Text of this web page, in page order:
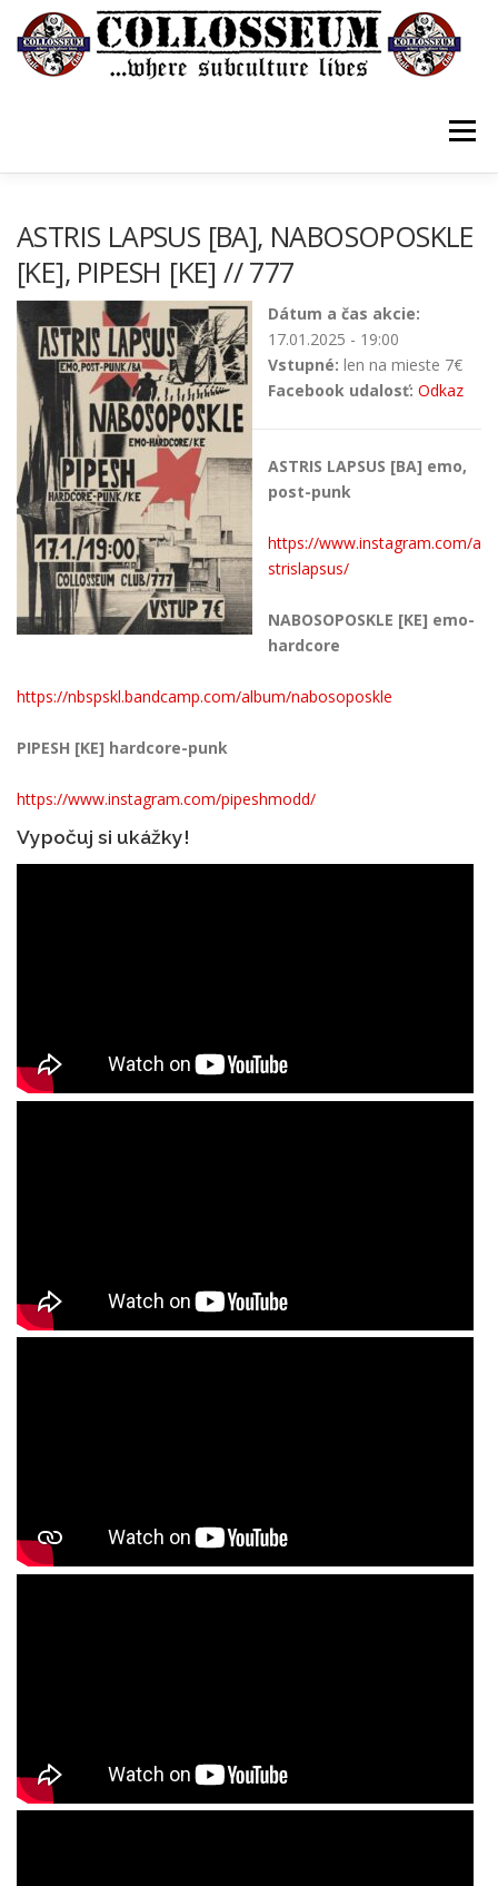
Prejsť
obsah
Menu
KONTAKTY GUESTBOOK
ASTRIS LAPSUS [BA], NABOSOPOSKLE
[KE], PIPESH [KE] // 777
Dátum a čas akcie:
17.01.2025 - 19:00
Vstupné: len na mieste 7€
Facebook udalosť: Odkaz
ASTRIS LAPSUS [BA] emo,
post-punk
https://www.instagram.com/a
strislapsus/
NABOSOPOSKLE [KE] emo-
hardcore
https://nbspskl.bandcamp.com/album/nabosoposkle
PIPESH [KE] hardcore-punk
https://www.instagram.com/pipeshmodd/
Vypočuj si ukážky!